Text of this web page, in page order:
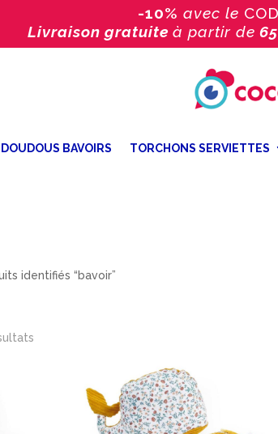
-10% avec le
Livraison gratuite à partir de
BAVOIRS TORCHONS SERVIETTES
identifiés “bavoir”